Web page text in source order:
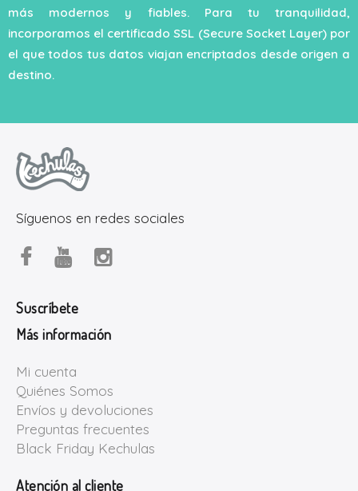
más modernos y fiables. Para tu tranquilidad,
incorporamos el certificado SSL (Secure Socket Layer) por
el que todos tus datos viajan encriptados desde origen a
destino.
Síguenos en redes sociales
Suscríbete
Más información
Mi cuenta
Quiénes Somos
Envíos y devoluciones
Preguntas frecuentes
Black Friday Kechulas
Atención al cliente